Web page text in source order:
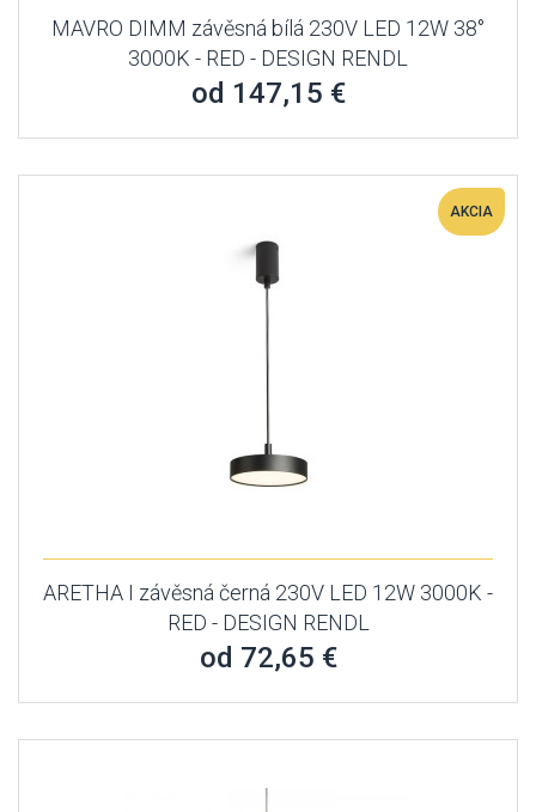
MAVRO DIMM závěsná bílá 230V LED 12W 38°
3000K - RED - DESIGN RENDL
od 147,15 €
AKCIA
ARETHA I závěsná černá 230V LED 12W 3000K -
RED - DESIGN RENDL
od 72,65 €